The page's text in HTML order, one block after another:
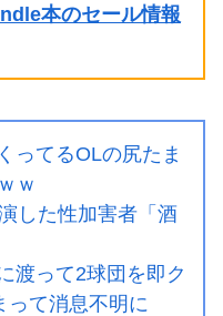
本のセール情報
ってるOLの尻たま
ｗ
した性加害者「酒
渡って2球団を即ク
て消息不明に